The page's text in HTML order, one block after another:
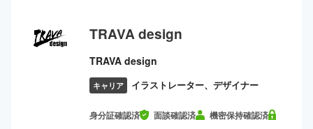
TRAVA design
TRAVA design
キャリア イラストレーター、デザイナー
身分証確認済 面談確認済 機密保持確認済